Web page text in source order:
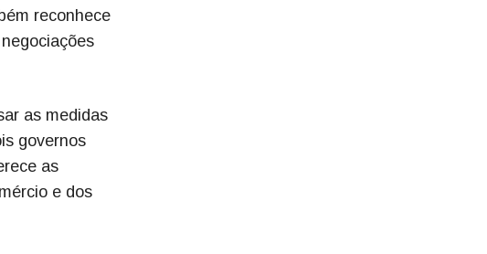
reconhece
as medidas
governos
as
e dos